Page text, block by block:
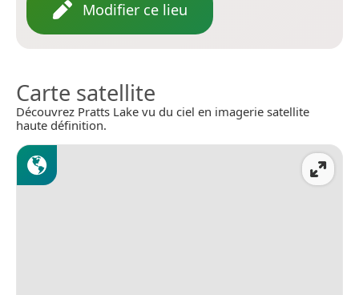
Modifier ce lieu
Carte satellite
Découvrez Pratts Lake vu du ciel en imagerie satellite
haute définition.